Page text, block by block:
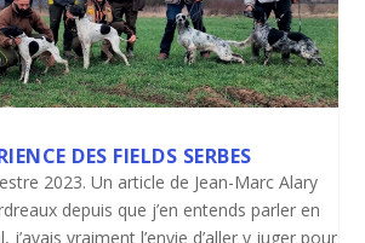
DES FIELDS SERBES
2023. Un article de Jean-Marc Alary
depuis que j’en entends parler en
vraiment l’envie d’aller y juger pour